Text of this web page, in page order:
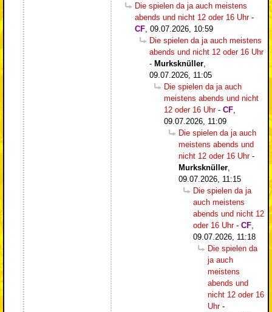
Die spielen da ja auch meistens
abends und nicht 12 oder 16 Uhr-
CF 09.07.2026, 10:59
Die spielen da ja auch meistens
abends und nicht 12 oder 16 Uhr
- Murksknüller
09.07.2026, 11:05
Die spielen da ja auch
meistens abends und nicht
12 oder 16 Uhr- CF
09.07.2026, 11:09
Die spielen da ja auch
meistens abends und
nicht 12 oder 16 Uhr-
Murksknüller
09.07.2026, 11:15
Die spielen da ja
auch meistens
abends und nicht 12
oder 16 Uhr- CF
09.07.2026, 11:18
Die spielen da
ja auch
meistens
abends und
nicht 12 oder 16
Uhr-